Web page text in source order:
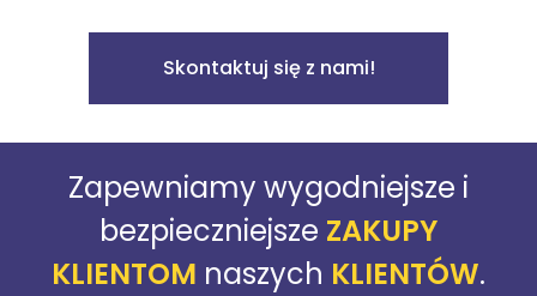
Skontaktuj się z nami!
Zapewniamy wygodniejsze i
bezpieczniejsze ZAKUPY
KLIENTOM naszych KLIENTÓW.